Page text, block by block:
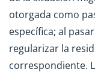
otorgada como
específica; al
regularizar la
correspondiente.